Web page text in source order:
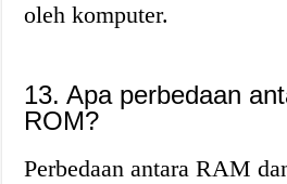
oleh komputer.
13. Apa perbedaan
ROM?
Perbedaan antara RAM